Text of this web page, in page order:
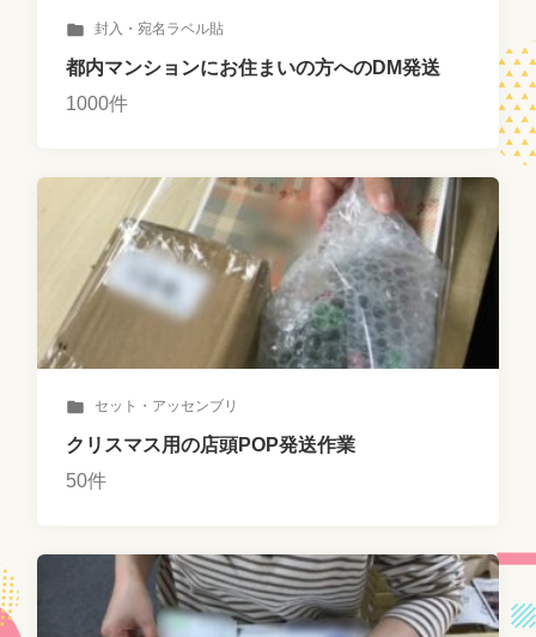
封入・宛名ラベル貼
都内マンションにお住まいの方へのDM発送
1000件
セット・アッセンブリ
クリスマス用の店頭POP発送作業
50件